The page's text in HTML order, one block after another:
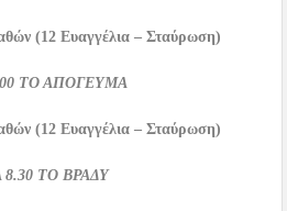
(12 Ευαγγέλια – Σταύρωση)
ΤΟ ΑΠΟΓΕΥΜΑ
(12 Ευαγγέλια – Σταύρωση)
8.30 ΤΟ ΒΡΑΔΥ